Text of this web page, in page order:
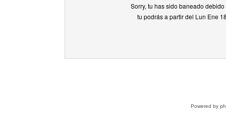
Sorry, tu has sido baneado
tu podrás a partir del Lun Ene
Powered by